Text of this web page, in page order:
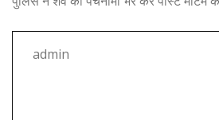
o
k
p e
admin